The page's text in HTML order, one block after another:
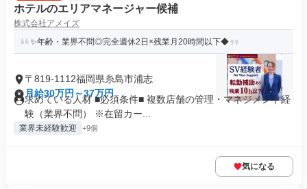
ホテルのエリアマネージャー候補
株式会社アメイズ
✨年齢・業界不問◎完全週休2日×残業月20時間以下◆
〒819-1112福岡県糸島市浦志
月給30万円～37万円
求めている人材 ■必須条件■ 複数店舗の管理・マネジメント経
験（業界不問） ※在留カー...
業界未経験歓迎 +9個
気になる